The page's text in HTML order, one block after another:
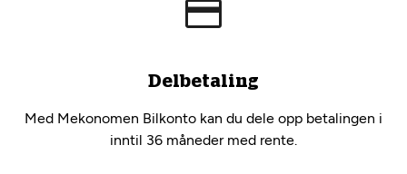
Delbetaling
Med Mekonomen Bilkonto kan du dele opp betalingen i
inntil 36 måneder med rente.